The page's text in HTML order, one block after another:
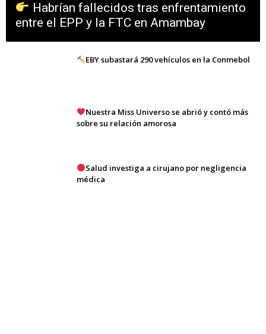
Habrían fallecidos tras enfrentamiento
entre el EPP y la FTC en Amambay
EBY subastará 290 vehículos en la Conmebol
Nuestra Miss Universo se abrió y contó más
sobre su relación amorosa
Salud investiga a cirujano por negligencia
médica